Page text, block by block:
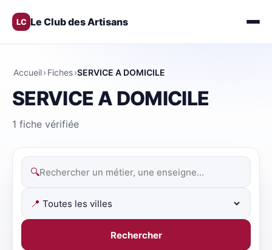
LC Le Club des Artisans
Accueil› Fiches›SERVICE A DOMICILE
SERVICE A DOMICILE
1 fiche vérifiée
🔍
📍
Rechercher